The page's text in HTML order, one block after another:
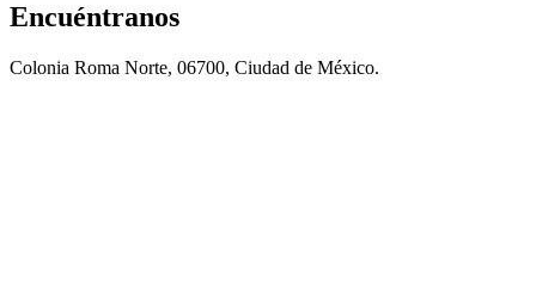
Encuéntranos
Colonia Roma Norte, 06700, Ciudad de México.